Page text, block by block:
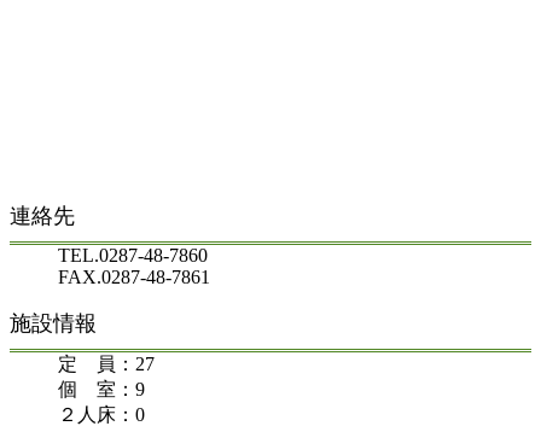
連絡先
TEL.0287-48-7860
FAX.0287-48-7861
施設情報
定 員：27
個 室：9
２人床：0